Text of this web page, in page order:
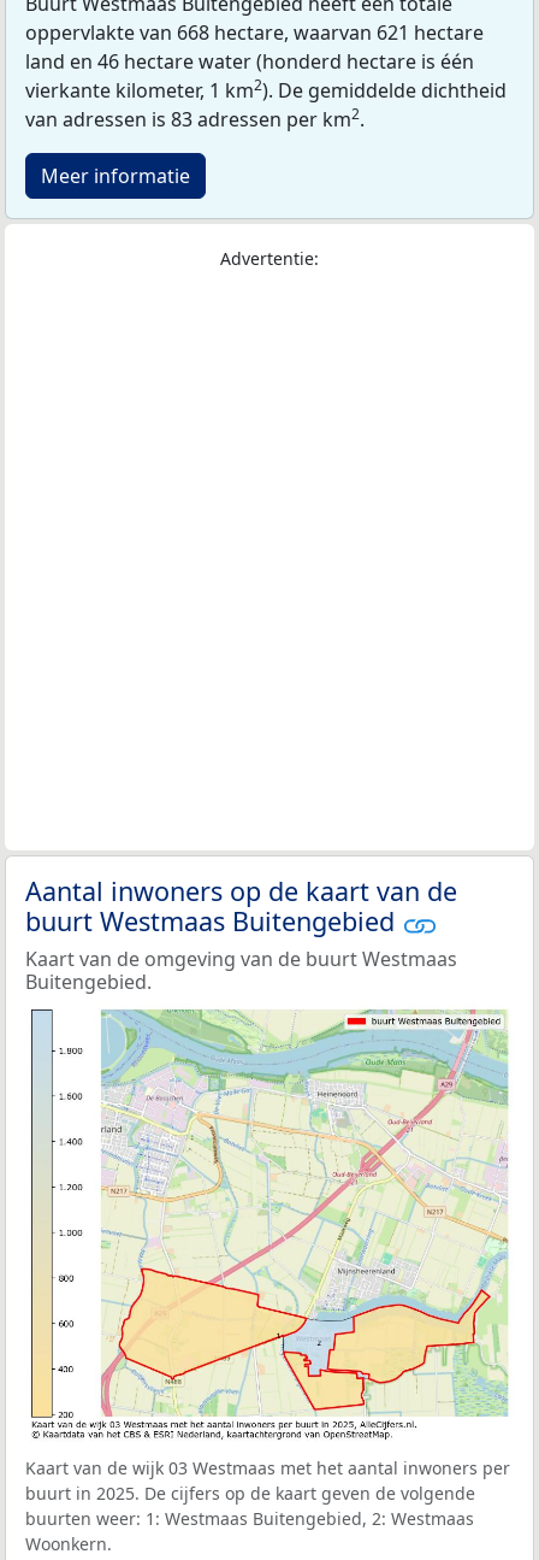
oppervlakte van 668 hectare, waarvan 621 hectare
land en 46 hectare water (honderd hectare is één
vierkante kilometer, 1 km2). De gemiddelde dichtheid
van adressen is 83 adressen per km2.
Meer informatie
Advertentie:
Aantal inwoners op de kaart van de
buurt Westmaas Buitengebied
Kaart van de omgeving van de buurt Westmaas
Buitengebied.
Kaart van de wijk 03 Westmaas met het aantal inwoners per
buurt in 2025. De cijfers op de kaart geven de volgende
buurten weer: 1: Westmaas Buitengebied, 2: Westmaas
Woonkern.